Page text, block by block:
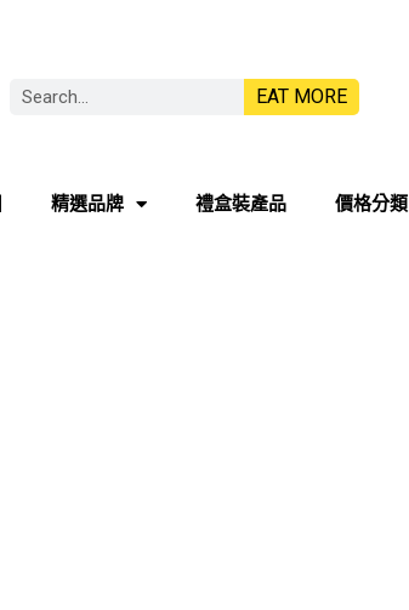
EAT MORE
精選品牌 禮盒裝產品 價格分類